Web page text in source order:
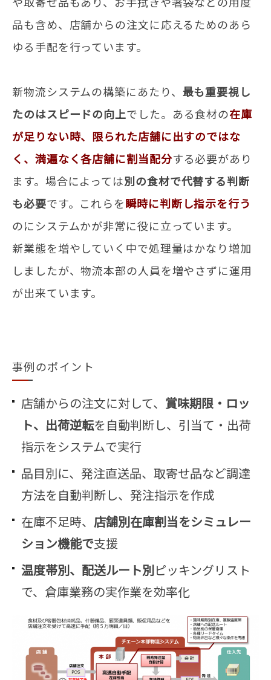
品も含め、店舗からの注文に応えるためのあら
ゆる手配を行っています。
新物流システムの構築にあたり、 最も重要視し
たのはスピードの向上でした。ある食材の在庫
が足りない時、限られた店舗に出すのではな
く、満遍なく各店舗に割当配分する必要があり
ます。場合によっては別の食材で代替する判断
も必要です。これらを瞬時に判断し指示を行う
のにシステムかが非常に役に立っています。
新業態を増やしていく中で処理量はかなり増加
しましたが、物流本部の人員を増やさずに運用
が出来ています。
事例のポイント
店舗からの注文に対して、 賞味期限・ロッ
ト、出荷逆転を自動判断し、引当て・出荷
指示をシステムで実行
品目別に、発注直送品、取寄せ品など調達
方法を自動判断し、発注指示を作成
在庫不足時、 店舗別在庫割当をシミュレー
ション機能で支援
温度帯別、配送ルート別 ピッキングリスト
で、倉庫業務の実作業を効率化